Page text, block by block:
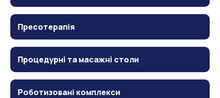
Пресотерапія
Процедурні та масажні столи
Роботизовані комплекси